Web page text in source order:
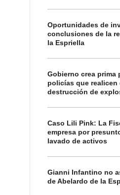
Oportunidades de
conclusiones de la
la Espriella
Gobierno crea prima
policías que realicen
destrucción de
Caso Lili Pink: La
empresa por
lavado de activos
Gianni Infantino no
de Abelardo de la